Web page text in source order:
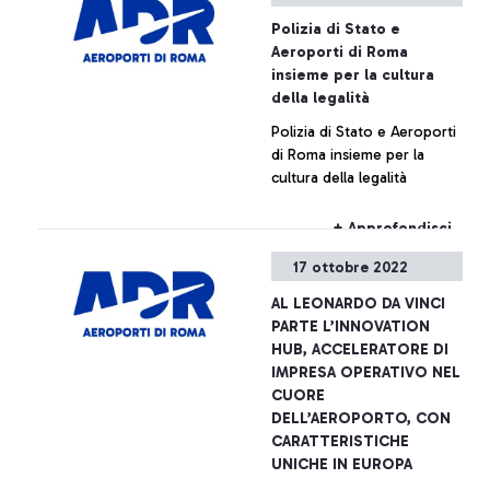
passeggeri in oltre 350
aeroporti in tutto il mondo,
per la gestione proattiva in
tema di sicurezza e salute
pubblica. La certificazione,
frutto di una attenta
istruttoria, è stato ottenuta
anche grazie al rispetto
linee guida ACI Aviation
Business Restart and
Recovery e le
raccomandazioni dell'ICAO
Council Aviation Recovery
Task Force.
ricarica.
Polizia di Stato e
Aeroporti di Roma
insieme per la cultura
della legalità
Polizia di Stato e Aeroporti
di Roma insieme per la
cultura della legalità
+ Approfondisci
17 ottobre 2022
AL LEONARDO DA VINCI
PARTE L’INNOVATION
HUB, ACCELERATORE DI
IMPRESA OPERATIVO NEL
CUORE
DELL’AEROPORTO, CON
CARATTERISTICHE
UNICHE IN EUROPA